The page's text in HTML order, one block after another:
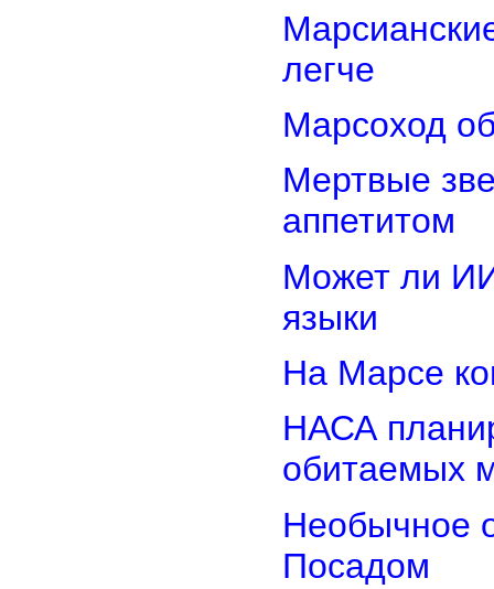
легче
Марсоход
Мертвые
аппетитом
Может ли
языки
На Марсе
НАСА
обитаемых
Необычное
Посадом